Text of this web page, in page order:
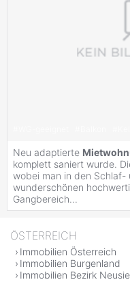
Neu adaptierte
komplett saniert wurde.
wobei man in den Schlaf-
wunderschönen
Gangbereich...
ÖSTERREICH
Immobilien Österreich
Immobilien Burgenland
Immobilien Bezirk